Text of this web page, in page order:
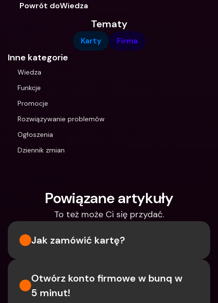
Powrót doWiedza
Tematy
Karty Firma
Inne kategorie
Wiedza
Funkcje
Promocje
Rozwiązywanie problemów
Ogłoszenia
Dziennik zmian
Powiązane artykuły
To też może Ci się przydać.
Jak zamówić kartę?
Otwórz konto firmowe w bunq w
5 minut!